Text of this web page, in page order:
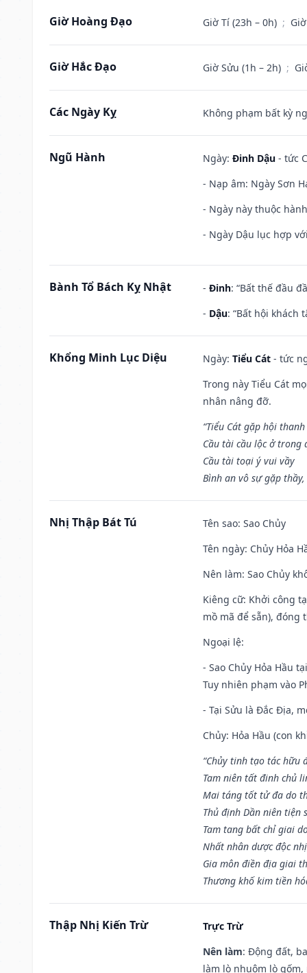
Giờ Hoàng Đạo Giờ Tí (23h – 0h) ;
Giờ Hắc Đạo Giờ Sửu (1h – 2h) ;
Các Ngày Kỵ Không phạm bất kỳ
Ngũ Hành Ngày: Đinh Dậu - tức
- Nạp âm: Ngày Sơn
- Ngày này thuộc
- Ngày Dậu lục hợp
Bành Tổ Bách Kỵ Nhật - Đinh: “Bất thế đầu
- Dậu: “Bất hội khách
Khổng Minh Lục Diệu Ngày: Tiểu Cát - tức
Trong này Tiểu Cát
nhân nâng đỡ.
“Tiểu Cát gặp hội
Cầu tài cầu lộc ở trong
Cầu tài toại ý vui vầy
Bình an vô sự gặp thầy,
Nhị Thập Bát Tú Tên sao: Sao Chủy
Tên ngày: Chủy Hỏa
Nên làm: Sao Chủy
Kiêng cữ: Khởi công
mồ mã để sẵn), đóng
Ngoại lệ:
- Sao Chủy Hỏa Hầu
Tuy nhiên phạm vào
- Tại Sửu là Đắc Địa,
Chủy: Hỏa Hầu (con
“Chủy tinh tạo tác hữu
Tam niên tất đinh chủ
Mai táng tốt tử đa do
Thủ định Dần niên tiện
Tam tang bất chỉ giai
Nhất nhân dược độc
Gia môn điền địa giai
Thương khố kim tiền
Thập Nhị Kiến Trừ
Trực Trừ
Nên làm: Động đất,
làm lò nhuộm lò